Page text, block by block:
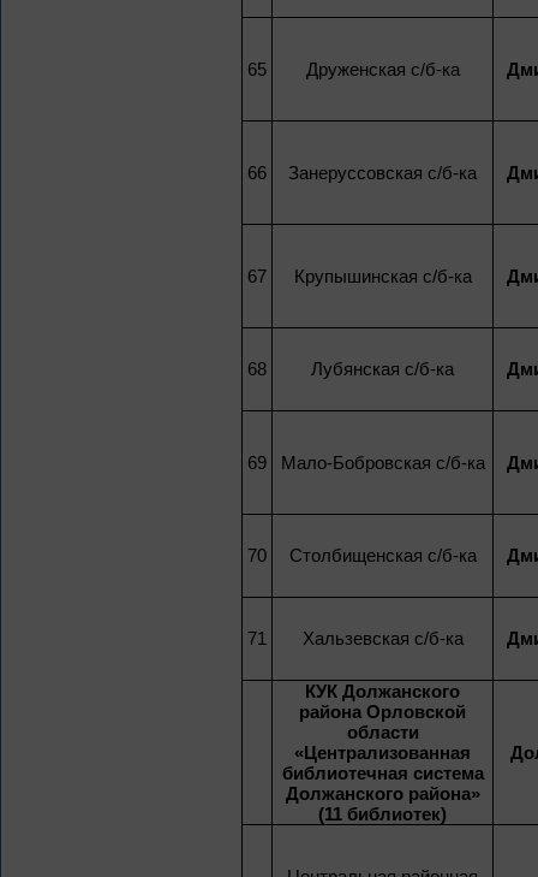
65 Друженская с/б-ка
66 Занеруссовская с/б-ка
67 Крупышинская с/б-ка
68 Лубянская с/б-ка
69 Мало-Бобровская с/б-ка
70 Столбищенская с/б-ка
71 Хальзевская с/б-ка
КУК Должанского
района Орловской
области
«Централизованная
библиотечная система
Должанского района»
(11 библиотек)